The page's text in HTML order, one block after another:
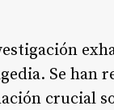
Se han
crucial